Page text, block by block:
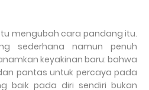
mengubah cara pandang itu.
sederhana namun penuh
keyakinan baru: bahwa
pantas untuk percaya pada
baik pada diri sendiri bukan